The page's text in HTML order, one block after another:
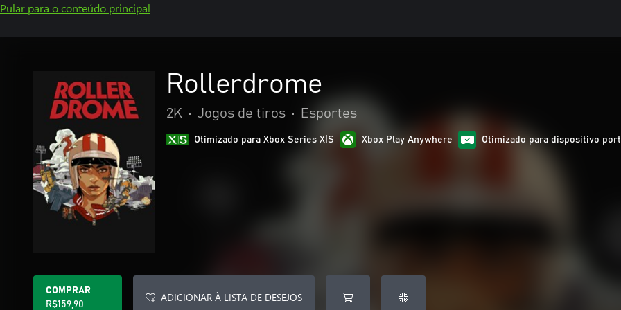
Pular para o conteúdo principal
Rollerdrome
2K • Jogos de tiros • Esportes
Otimizado para Xbox Series X|S Xbox Play Anywhere Otimizado para dispositivo
COMPRAR
R$159,90
ADICIONAR À LISTA DE DESEJOS